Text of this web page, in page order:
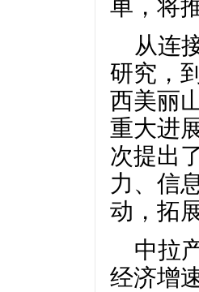
单，将
从连
研究，
西美丽
重大进
次提出
力、信
动，拓
中拉
经济增